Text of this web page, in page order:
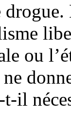
ou
il